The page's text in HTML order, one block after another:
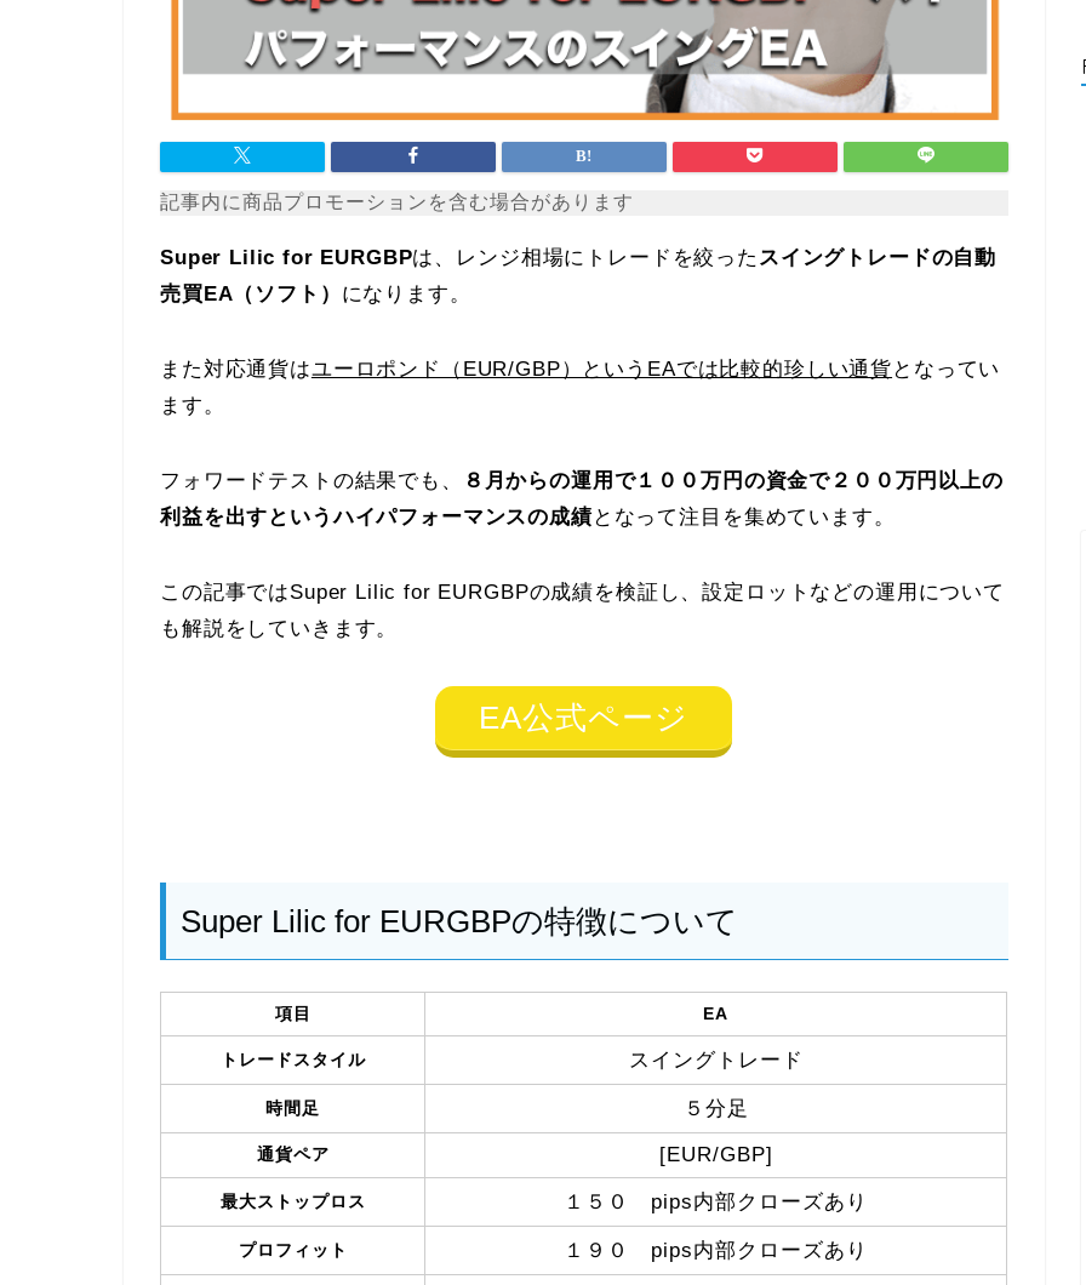
記事内に商品プロモーションを含む場合があります
Super Lilic for EURGBPは、レンジ相場にトレードを絞った スイングトレードの自動
売買EA（ソフト） になります。
また対応通貨はユーロポンド（EUR/GBP）というEAでは比較的珍しい通貨 となってい
ます。
フォワードテストの結果でも、
８月からの運用で１００万円の資金で２００万円以上の
利益を出すというハイパフォーマンスの成績となって注目を集めています。
この記事ではSuper Lilic for EURGBPの成績を検証し、設定ロットなどの運用について
も解説をしていきます。
EA公式ページ
Super Lilic for EURGBPの特徴について
項目 EA
トレードスタイル スイングトレード
時間足 ５分足
通貨ペア [EUR/GBP]
最大ストップロス １５０ pips内部クローズあり
プロフィット １９０ pips内部クローズあり